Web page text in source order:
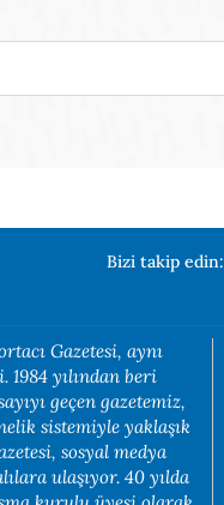
Bizi takip edin:
Gazetesi, aynı
yılından beri
geçen gazetemiz,
sistemiyle yaklaşık
sosyal medya
ulaşıyor. 40 yılda